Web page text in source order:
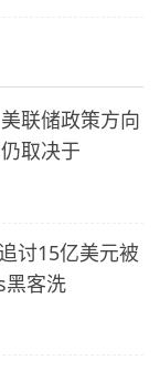
联储政策方向
取决于
讨15亿美元被
黑客洗